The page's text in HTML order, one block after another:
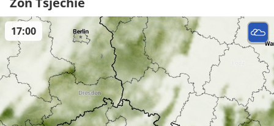
17:00